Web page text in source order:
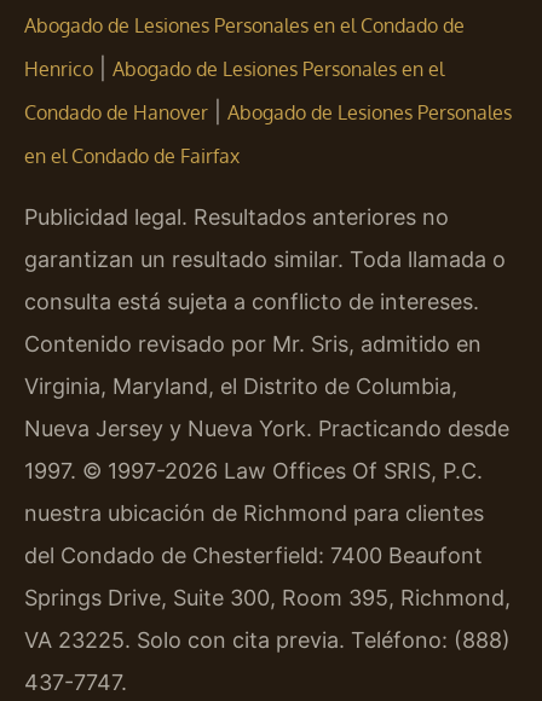
Abogado de Lesiones Personales en el Condado de
Henrico
Abogado de Lesiones Personales en el
Condado de Hanover
Abogado de Lesiones Personales
en el Condado de Fairfax
Publicidad legal. Resultados anteriores no
garantizan un resultado similar. Toda llamada o
consulta está sujeta a conflicto de intereses.
Contenido revisado por Mr. Sris, admitido en
Virginia, Maryland, el Distrito de Columbia,
Nueva Jersey y Nueva York. Practicando desde
1997. © 1997-2026 Law Offices Of SRIS, P.C.
nuestra ubicación de Richmond para clientes
del Condado de Chesterfield: 7400 Beaufont
Springs Drive, Suite 300, Room 395, Richmond,
VA 23225. Solo con cita previa. Teléfono: (888)
437-7747.